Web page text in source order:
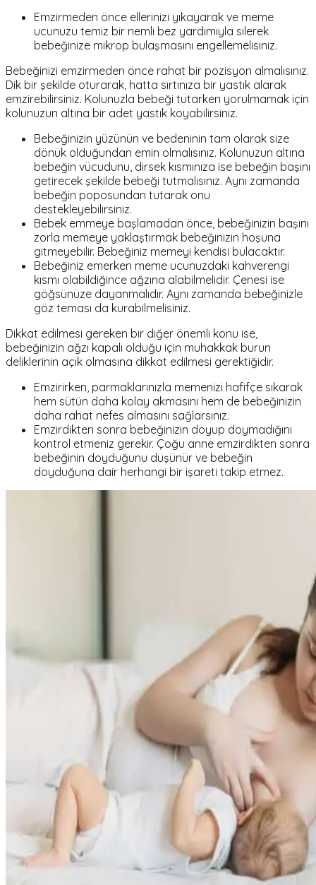
Emzirmeden önce ellerinizi yıkayarak ve meme
ucunuzu temiz bir nemli bez yardımıyla silerek
bebeğinize mikrop bulaşmasını engellemelisiniz.
Bebeğinizi emzirmeden önce rahat bir pozisyon almalısınız.
Dik bir şekilde oturarak, hatta sırtınıza bir yastık alarak
emzirebilirsiniz. Kolunuzla bebeği tutarken yorulmamak için
kolunuzun altına bir adet yastık koyabilirsiniz.
Bebeğinizin yüzünün ve bedeninin tam olarak size
dönük olduğundan emin olmalısınız. Kolunuzun altına
bebeğin vücudunu, dirsek kısmınıza ise bebeğin başını
getirecek şekilde bebeği tutmalısınız. Aynı zamanda
bebeğin poposundan tutarak onu
destekleyebilirsiniz.
Bebek emmeye başlamadan önce, bebeğinizin başını
zorla memeye yaklaştırmak bebeğinizin hoşuna
gitmeyebilir. Bebeğiniz memeyi kendisi bulacaktır.
Bebeğiniz emerken meme ucunuzdaki kahverengi
kısmı olabildiğince ağzına alabilmelidir. Çenesi ise
göğsünüze dayanmalıdır. Aynı zamanda bebeğinizle
göz teması da kurabilmelisiniz.
Dikkat edilmesi gereken bir diğer önemli konu ise,
bebeğinizin ağzı kapalı olduğu için muhakkak burun
deliklerinin açık olmasına dikkat edilmesi gerektiğidir.
Emzirirken, parmaklarınızla memenizi hafifçe sıkarak
hem sütün daha kolay akmasını hem de bebeğinizin
daha rahat nefes almasını sağlarsınız.
Emzirdikten sonra bebeğinizin doyup doymadığını
kontrol etmeniz gerekir. Çoğu anne emzirdikten sonra
bebeğinin doyduğunu düşünür ve bebeğin
doyduğuna dair herhangi bir işareti takip etmez.